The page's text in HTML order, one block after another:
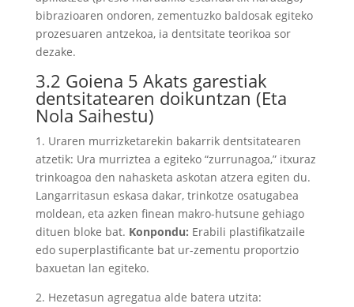
bibrazioaren ondoren, zementuzko baldosak egiteko
prozesuaren antzekoa, ia dentsitate teorikoa sor
dezake.
3.2 Goiena 5 Akats garestiak
dentsitatearen doikuntzan (Eta
Nola Saihestu)
1. Uraren murrizketarekin bakarrik dentsitatearen
atzetik: Ura murriztea a egiteko “zurrunagoa,” itxuraz
trinkoagoa den nahasketa askotan atzera egiten du.
Langarritasun eskasa dakar, trinkotze osatugabea
moldean, eta azken finean makro-hutsune gehiago
dituen bloke bat. Konpondu: Erabili plastifikatzaile
edo superplastificante bat ur-zementu proportzio
baxuetan lan egiteko.
2. Hezetasun agregatua alde batera utzita: